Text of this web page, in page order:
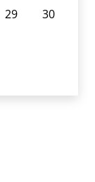
29
30